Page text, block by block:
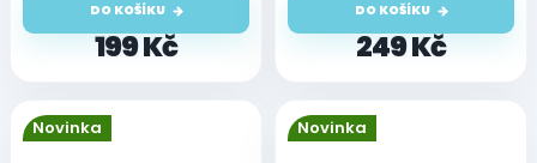
199 Kč
DO KOŠÍKU
249 Kč
DO KOŠÍKU
Novinka Novinka